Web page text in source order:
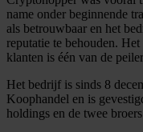
name onder beginnende
als betrouwbaar en het
reputatie te behouden.
klanten is één van de
Het bedrijf is sinds 8
Koophandel en is
holdings en de twee